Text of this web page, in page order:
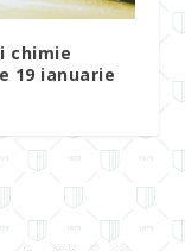
chimie
19 ianuarie